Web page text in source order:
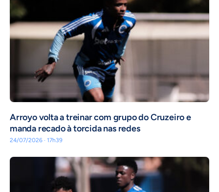
Arroyo volta a treinar com grupo do Cruzeiro e
manda recado à torcida nas redes
24/07/2026 · 17h39